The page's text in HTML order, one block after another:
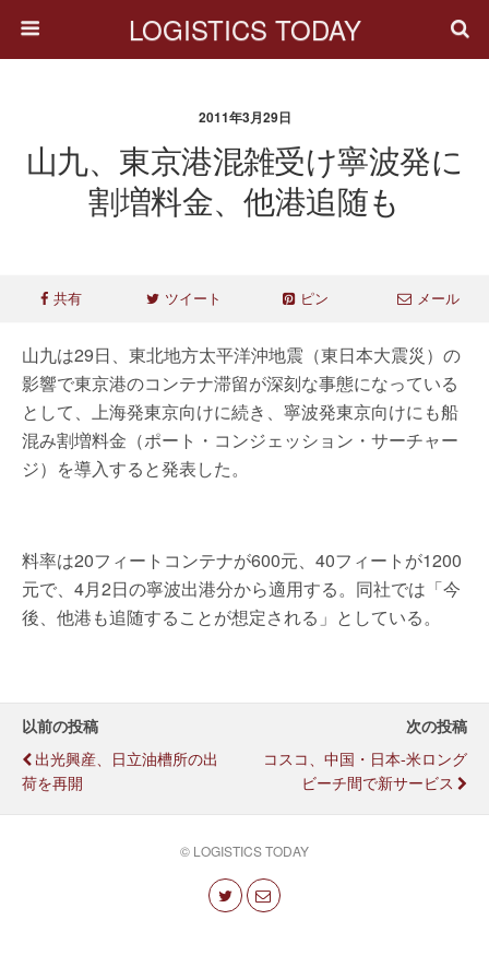
LOGISTICS TODAY
2011年3月29日
山九、東京港混雑受け寧波発に
割増料金、他港追随も
共有 ツイート ピン メール
山九は29日、東北地方太平洋沖地震（東日本大震災）の
影響で東京港のコンテナ滞留が深刻な事態になっている
として、上海発東京向けに続き、寧波発東京向けにも船
混み割増料金（ポート・コンジェッション・サーチャー
ジ）を導入すると発表した。
料率は20フィートコンテナが600元、40フィートが1200
元で、4月2日の寧波出港分から適用する。同社では「今
後、他港も追随することが想定される」としている。
以前の投稿
出光興産、日立油槽所の出
荷を再開
次の投稿
コスコ、中国・日本-米ロング
ビーチ間で新サービス
© LOGISTICS TODAY